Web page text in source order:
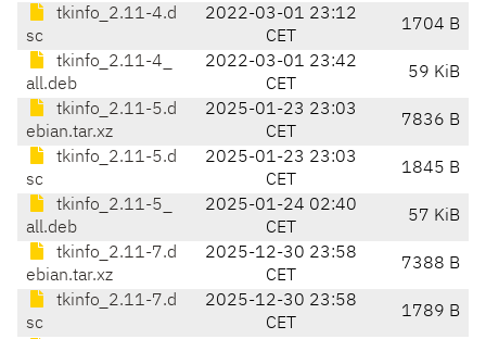
tkinfo_2.11-4.d
sc
2022-03-01 23:12
CET
1704 B
tkinfo_2.11-4_
all.deb
2022-03-01 23:42
CET
59 KiB
tkinfo_2.11-5.d
ebian.tar.xz
2025-01-23 23:03
CET
7836 B
tkinfo_2.11-5.d
sc
2025-01-23 23:03
CET
1845 B
tkinfo_2.11-5_
all.deb
2025-01-24 02:40
CET
57 KiB
tkinfo_2.11-7.d
ebian.tar.xz
2025-12-30 23:58
CET
7388 B
tkinfo_2.11-7.d
sc
2025-12-30 23:58
CET
1789 B